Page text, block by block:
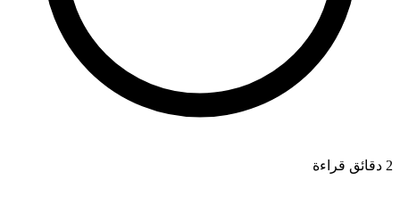
2 دقائق قراءة